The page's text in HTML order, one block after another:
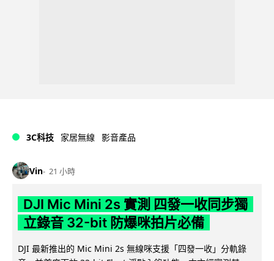
3C科技 家居無線 影音產品
Vin 21 小時
DJI Mic Mini 2s 實測 四發一收同步獨
立錄音 32-bit 防爆咪拍片必備
DJI 最新推出的 Mic Mini 2s 無線咪支援「四發一收」分軌錄